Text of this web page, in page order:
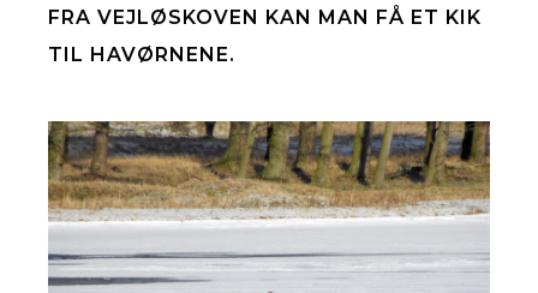
FRA VEJLØSKOVEN KAN MAN FÅ ET KIK
TIL HAVØRNENE.